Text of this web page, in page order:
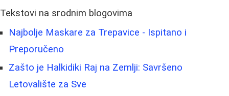
Tekstovi na srodnim blogovima
Najbolje Maskare za Trepavice - Ispitano i
Preporučeno
Zašto je Halkidiki Raj na Zemlji: Savršeno
Letovalište za Sve